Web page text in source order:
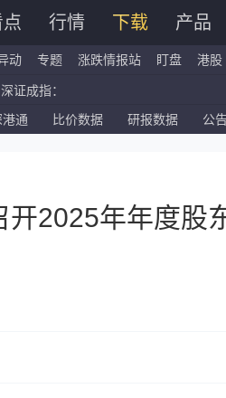
行情 下载 产品
动 专题 涨跌情报站 盯盘 港股
深证成指：
国企指数：
通 比价数据 研报数据 公
2025年年度股